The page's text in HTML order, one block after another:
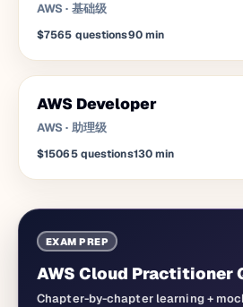
AWS· 基础级
$7565 questions90min
AWS Developer
AWS· 助理级
$15065 questions130min
EXAM PREP
AWS Cloud Practitioner
Chapter-by-chapter learning +